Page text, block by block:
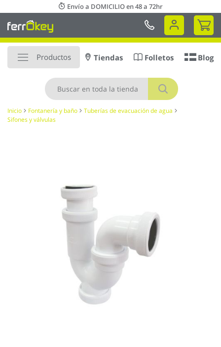
al
contenido
Envío a DOMICILIO en 48 a 72hr
Mi
Productos
Buscar
Tiendas Folletos Blog
Inicio Fontanería y baño
Tuberías de evacuación de agua
Sifones y válvulas